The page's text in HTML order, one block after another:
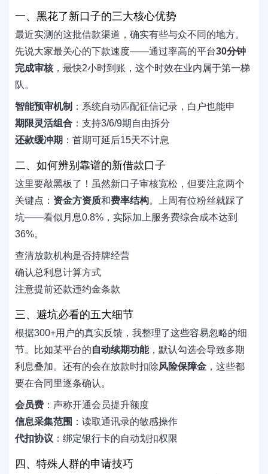
一、黑花了新口子的三大核心优势
最近实测的这批借款渠道，确实有些与众不同的地方。
先说大家最关心的下款速度——通过率高的平台30分钟
完成审核，最快2小时到账，这个时效在业内属于第一梯
队。
智能预审机制 ：系统自动匹配征信记录，白户也能申
期限灵活组合 ：支持3/6/9期自由拆分
还款缓冲期 ：首期可延后15天不计息
二、如何辨别靠谱的新借款口子
这里要敲黑板了！虽然新口子审核宽松，但要注意两个
关键点： 资金方资质和费率结构。上周有位粉丝就踩了
坑——看似月息0.8%，实际加上服务费综合成本达到
36%。
查清放款机构是否持牌经营
确认总利息计算方式
注意提前还款违约金条款
三、避坑必看的五大细节
根据300+用户的真实反馈，我整理了这些容易忽略的细
节。比如某平台的自动续期功能，默认勾选会导致多期
利息叠加。还有的会在放款时扣除风险保障金 ，这些都
要在合同里逐条确认。
会员费 ：声称开通会员提升额度
信息采集范围 ：读取通讯录的敏感操作
代扣协议 ：绑定银行卡的自动划扣权限
四、特殊人群的申请技巧